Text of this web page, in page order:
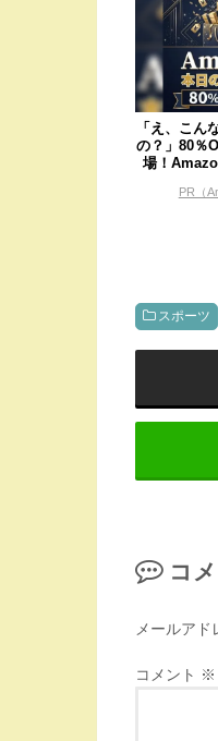
「え、こん
の？」80％
場！
PR（
スポーツ
コ
メールアド
コメント ※